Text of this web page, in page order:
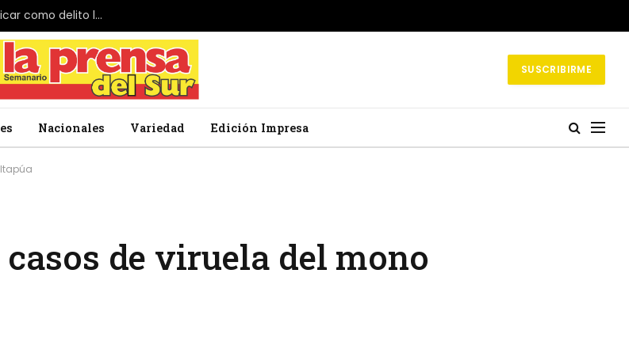
El Parlamento de Japón da el primer paso para tipificar como delito la profanación de la bandera nacional
SUSCRIBIRME
Nacionales Variedad Edición Impresa
de viruela del mono